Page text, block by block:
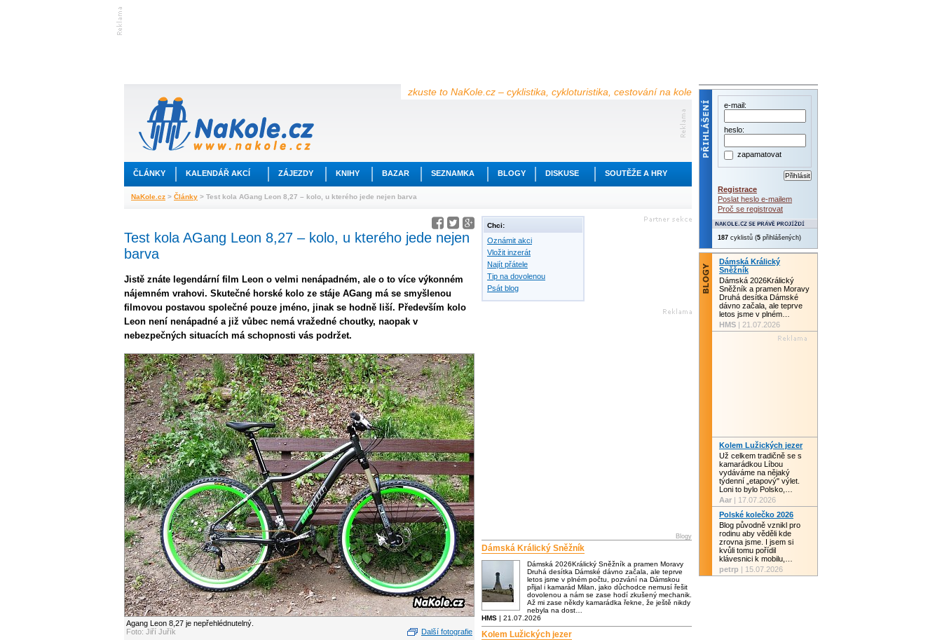
zkuste to NaKole.cz – cyklistika, cykloturistika, cestování na kole
ČLÁNKY KALENDÁŘ AKCÍ ZÁJEZDY KNIHY BAZAR SEZNAMKA BLOGY DISKUSE SOUTĚŽE A HRY
NaKole.cz > Články > Test kola AGang Leon 8,27 – kolo, u kterého jede nejen barva
Test kola AGang Leon 8,27 – kolo, u kterého jede nejen
barva
Jistě znáte legendární film Leon o velmi nenápadném, ale o to více výkonném
nájemném vrahovi. Skutečné horské kolo ze stáje AGang má se smyšlenou
filmovou postavou společné pouze jméno, jinak se hodně liší. Především kolo
Leon není nenápadné a již vůbec nemá vražedné choutky, naopak v
nebezpečných situacích má schopnosti vás podržet.
Agang Leon 8,27 je nepřehlédnutelný.
Foto: Jiří Juřík
Další fotografie
Chci:
Oznámit akci
Vložit inzerát
Najít přátele
Tip na dovolenou
Psát blog
Blogy
Dámská Králický Sněžník
Dámská 2026Králický Sněžník a pramen Moravy
Druhá desítka Dámské dávno začala, ale teprve
letos jsme v plném počtu, pozvání na Dámskou
přijal i kamarád Milan, jako důchodce nemusí řešit
dovolenou a nám se zase hodí zkušený mechanik.
Až mi zase někdy kamarádka řekne, že ještě nikdy
nebyla na dost…
HMS | 21.07.2026
Kolem Lužických jezer
e-mail:
heslo:
zapamatovat
Registrace
Poslat heslo e-mailem
Proč se registrovat
187 cyklistů (5 přihlášených)
Dámská Králický
Sněžník
Dámská 2026Králický
Sněžník a pramen Moravy
Druhá desítka Dámské
dávno začala, ale teprve
letos jsme v plném…
HMS | 21.07.2026
Kolem Lužických jezer
Už celkem tradičně se s
kamarádkou Líbou
vydáváme na nějaký
týdenní „etapový" výlet.
Loni to bylo Polsko,…
Aar | 17.07.2026
Polské kolečko 2026
Blog původně vznikl pro
rodinu aby věděli kde
zrovna jsme. I jsem si
kvůli tomu pořídil
klávesnici k mobilu,…
petrp | 15.07.2026